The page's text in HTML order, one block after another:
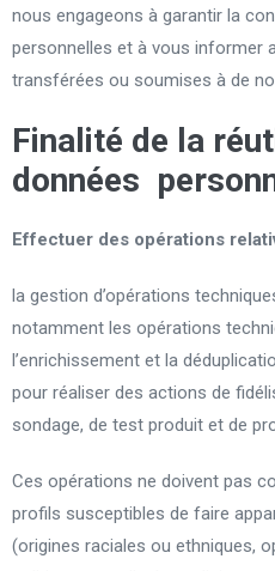
nous engageons à garantir la
personnelles et à vous informer
transférées ou soumises à de
Finalité de la
données
Effectuer des opérations
la gestion d’opérations
notamment les opérations
l’enrichissement et la
pour réaliser des actions de
sondage, de test produit et de
Ces opérations ne doivent pas
profils susceptibles de faire
(origines raciales ou ethniques,